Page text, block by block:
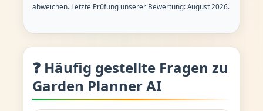
abweichen. Letzte Prüfung unserer Bewertung: August 2026.
❓ Häufig gestellte Fragen zu
Garden Planner AI